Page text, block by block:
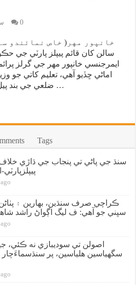
0
سالن کان قائم پيپلز پارٽي جي
ايمرجنسي خانپور مهر جي گرلز
اماڻي ڇڏيو آهي، تعليم کاتي جو
ضلعي جي بند پيل اسڪول کي به کولرائي …
Tags
سنڌ جي پاڻي تي پنجاب جي ڌاڙي
ڪراچي صرف سنڌين، بهارين ۽ پٺاڻن
سڀني جو آهي: ف ليگ اڳواڻ راشد
سگهياسين هلياسين، پر سنڌسماءَچار